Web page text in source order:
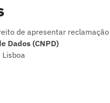
de apresentar
Dados (CNPD)
Lisboa